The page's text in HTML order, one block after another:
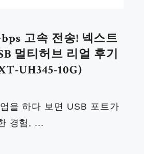
고속 전송! 넥스트
멀티허브 리얼 후기
UH345-10G)
을 하다 보면 USB 포트가
경험, ...